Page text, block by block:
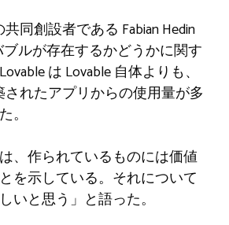
同創設者である Fabian Hedin
ルが存在するかどうかに関す
は Lovable 自体よりも、
されたアプリからの使用量が多
。
、作られているものには価値
を示している。それについて
いと思う」と語った。